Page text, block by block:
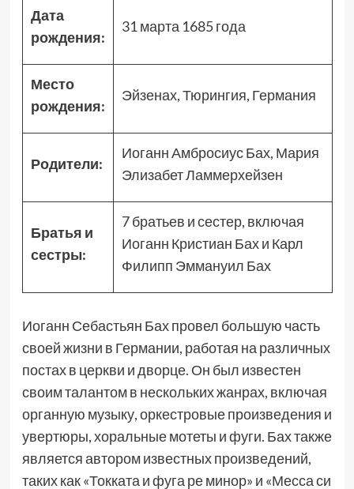
Дата
рождения:
31 марта 1685 года
Место
рождения:
Эйзенах, Тюрингия, Германия
Родители:
Иоганн Амбросиус Бах, Мария
Элизабет Ламмерхейзен
Братья и
сестры:
7 братьев и сестер, включая
Иоганн Кристиан Бах и Карл
Филипп Эммануил Бах
Иоганн Себастьян Бах провел большую часть
своей жизни в Германии, работая на различных
постах в церкви и дворце. Он был известен
своим талантом в нескольких жанрах, включая
органную музыку, оркестровые произведения и
увертюры, хоральные мотеты и фуги. Бах также
является автором известных произведений,
таких как «Токката и фуга ре минор» и «Месса си